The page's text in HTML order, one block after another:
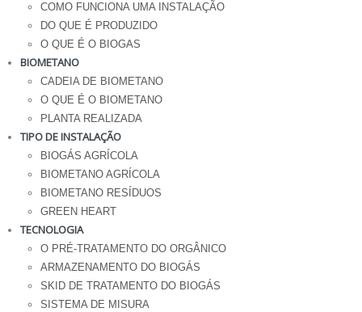
COMO FUNCIONA UMA INSTALAÇÃO
DO QUE É PRODUZIDO
O QUE É O BIOGAS
BIOMETANO
CADEIA DE BIOMETANO
O QUE É O BIOMETANO
PLANTA REALIZADA
TIPO DE INSTALAÇÃO
BIOGÁS AGRÍCOLA
BIOMETANO AGRÍCOLA
BIOMETANO RESÍDUOS
GREEN HEART
TECNOLOGIA
O PRÉ-TRATAMENTO DO ORGÂNICO
ARMAZENAMENTO DO BIOGÁS
SKID DE TRATAMENTO DO BIOGÁS
SISTEMA DE MISURA